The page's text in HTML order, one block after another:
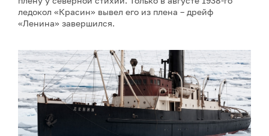
ледокол «Красин» вывел его из плена – дрейф
«Ленина» завершился.